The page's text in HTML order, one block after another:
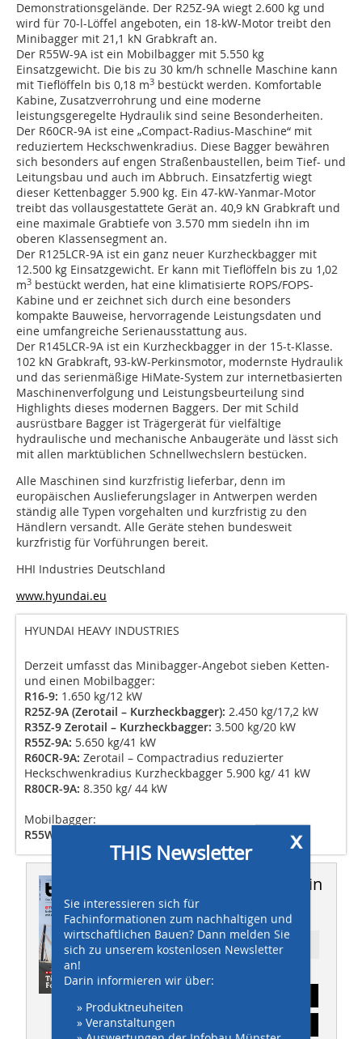
Demonstrationsgelände. Der R25Z-9A wiegt 2.600 kg und
wird für 70-l-Löffel angeboten, ein 18-kW-Motor treibt den
Minibagger mit 21,1 kN Grabkraft an.
Der R55W-9A ist ein Mobilbagger mit 5.550 kg
Einsatzgewicht. Die bis zu 30 km/h schnelle Maschine kann
mit Tieflöffeln bis 0,18 m3 bestückt werden. Komfortable
Kabine, Zusatzverrohrung und eine moderne
leistungsgeregelte Hydraulik sind seine Besonderheiten.
Der R60CR-9A ist eine „Compact-Radius-Maschine“ mit
reduziertem Heckschwenkradius. Diese Bagger bewähren
sich besonders auf engen Straßenbaustellen, beim Tief- und
Leitungsbau und auch im Abbruch. Einsatzfertig wiegt
dieser Kettenbagger 5.900 kg. Ein 47-kW-Yanmar-Motor
treibt das vollausgestattete Gerät an. 40,9 kN Grabkraft und
eine maximale Grabtiefe von 3.570 mm siedeln ihn im
oberen Klassensegment an.
Der R125LCR-9A ist ein ganz neuer Kurzheckbagger mit
12.500 kg Einsatzgewicht. Er kann mit Tieflöffeln bis zu 1,02
m3 bestückt werden, hat eine klimatisierte ROPS/FOPS-
Kabine und er zeichnet sich durch eine besonders
kompakte Bauweise, hervorragende Leistungsdaten und
eine umfangreiche Serienausstattung aus.
Der R145LCR-9A ist ein Kurzheckbagger in der 15-t-Klasse.
102 kN Grabkraft, 93-kW-Perkinsmotor, modernste Hydraulik
und das serienmäßige HiMate-System zur internetbasierten
Maschinenverfolgung und Leistungsbeurteilung sind
Highlights dieses modernen Baggers. Der mit Schild
ausrüstbare Bagger ist Trägergerät für vielfältige
hydraulische und mechanische Anbaugeräte und lässt sich
mit allen marktüblichen Schnellwechslern bestücken.
Alle Maschinen sind kurzfristig lieferbar, denn im
europäischen Auslieferungslager in Antwerpen werden
ständig alle Typen vorgehalten und kurzfristig zu den
Händlern versandt. Alle Geräte stehen bundesweit
kurzfristig für Vorführungen bereit.
HHI Industries Deutschland
www.hyundai.eu
HYUNDAI HEAVY INDUSTRIES
Derzeit umfasst das Minibagger-Angebot sieben Ketten-
und einen Mobilbagger:
R16-9: 1.650 kg/12 kW
R25Z-9A (Zerotail – Kurzheckbagger): 2.450 kg/17,2 kW
R35Z-9 Zerotail – Kurzheckbagger: 3.500 kg/20 kW
R55Z-9A: 5.650 kg/41 kW
R60CR-9A: Zerotail – Compactradius reduzierter
Heckschwenkradius Kurzheckbagger 5.900 kg/ 41 kW
R80CR-9A: 8.350 kg/ 44 kW
Mobilbagger:
R55W-9A:
Dieser Artikel erschien in
THIS 08/2014
Ressort: GALABAU
x
THIS Newsletter
Sie interessieren sich für
Fachinformationen zum nachhaltigen und
wirtschaftlichen Bauen? Dann melden Sie
sich zu unserem kostenlosen Newsletter
an!
Darin informieren wir über:
» Produktneuheiten
» Veranstaltungen